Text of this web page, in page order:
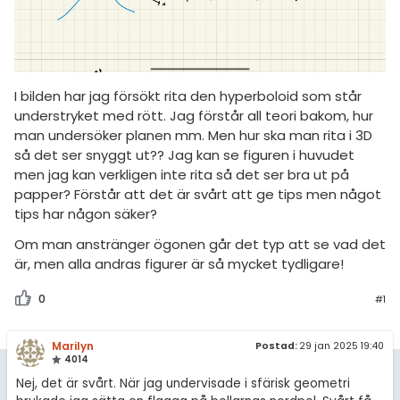
I bilden har jag försökt rita den hyperboloid som står
understryket med rött. Jag förstår all teori bakom, hur
man undersöker planen mm. Men hur ska man rita i 3D
så det ser snyggt ut?? Jag kan se figuren i huvudet
men jag kan verkligen inte rita så det ser bra ut på
papper? Förstår att det är svårt att ge tips men något
tips har någon säker?
Om man anstränger ögonen går det typ att se vad det
är, men alla andras figurer är så mycket tydligare!
0 #1
Marilyn
4014
Postad: 29 jan 2025 19:40
Nej, det är svårt. När jag undervisade i sfärisk geometri
Livehjälpen
Regler
För lärare
9 inloggade
Allmänna villkor
(mattedelen)
diskussioner
ämnen
diskussioner